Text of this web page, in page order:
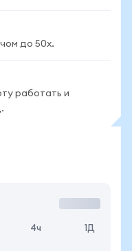
до 50x.
работать и
4ч 1Д